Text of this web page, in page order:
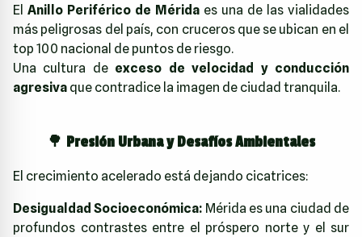
El Anillo Periférico de Mérida es una de las vialidades
más peligrosas del país, con cruceros que se ubican en el
top 100 nacional de puntos de riesgo.
Una cultura de exceso de velocidad y conducción
agresiva que contradice la imagen de ciudad tranquila.
🌳 Presión Urbana y Desafíos Ambientales
El crecimiento acelerado está dejando cicatrices:
Desigualdad Socioeconómica: Mérida es una ciudad de
profundos contrastes entre el próspero norte y el sur